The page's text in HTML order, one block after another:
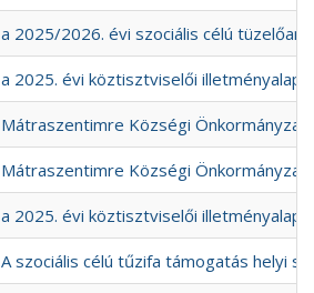
a 2025/2026. évi szociális célú
a 2025. évi köztisztviselői illetményalap
Mátraszentimre Községi
Mátraszentimre Községi
a 2025. évi köztisztviselői illetményalap
A szociális célú tűzifa támogatás helyi